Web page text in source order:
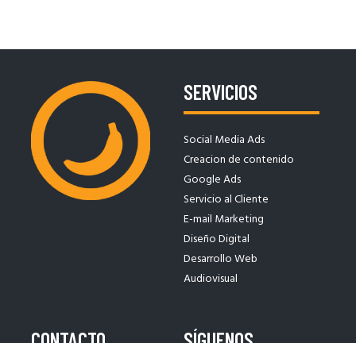
SERVICIOS
Social Media Ads
Creacion de contenido
Google Ads
Servicio al Cliente
E-mail Marketing
Diseño Digital
Desarrollo Web
Audiovisual